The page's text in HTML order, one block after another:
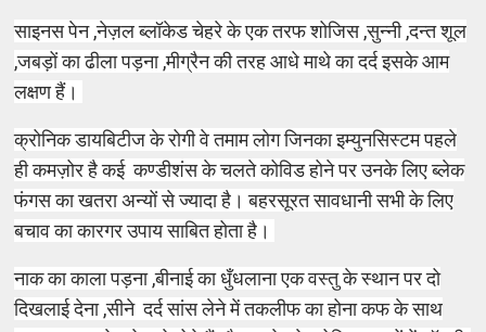
साइनस पेन ,नेज़ल ब्लॉकेड चेहरे के एक तरफ शोजिस ,सुन्नी ,दन्त शूल
,जबड़ों का ढीला पड़ना ,मीग्रैन की तरह आधे माथे का दर्द इसके आम
लक्षण हैं।
क्रोनिक डायबिटीज के रोगी वे तमाम लोग जिनका इम्युनसिस्टम पहले
ही कमज़ोर है कई कण्डीशंस के चलते कोविड होने पर उनके लिए ब्लेक
फंगस का खतरा अन्यों से ज्यादा है। बहरसूरत सावधानी सभी के लिए
बचाव का कारगर उपाय साबित होता है।
नाक का काला पड़ना ,बीनाई का धुँधलाना एक वस्तु के स्थान पर दो
दिखलाई देना ,सीने दर्द सांस लेने में तकलीफ का होना कफ के साथ